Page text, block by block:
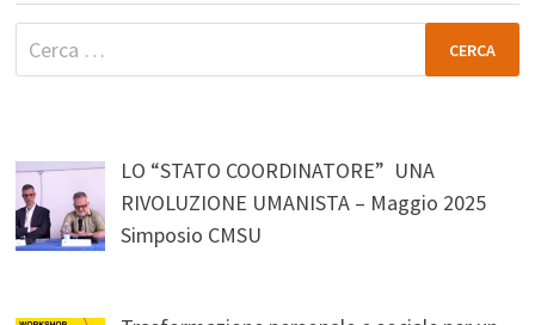
Ricerca
per:
LO “STATO COORDINATORE” UNA
RIVOLUZIONE UMANISTA – Maggio 2025
Simposio CMSU